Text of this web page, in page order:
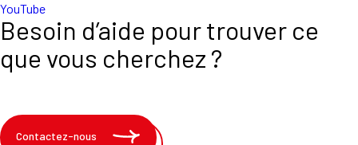
YouTube
Besoin d’aide pour trouver ce
que vous cherchez ?
Contactez-nous